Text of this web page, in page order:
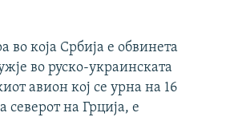
во која Србија е обвинета
во руско-украинската
авион кој се урна на 16
северот на Грција, е